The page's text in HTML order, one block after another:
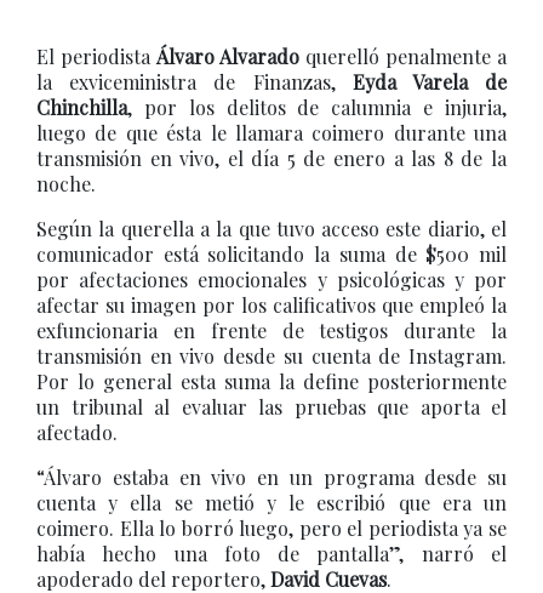
El periodista Álvaro Alvarado querelló penalmente a
la exviceministra de Finanzas, Eyda Varela de
Chinchilla, por los delitos de calumnia e injuria,
luego de que ésta le llamara coimero durante una
transmisión en vivo, el día 5 de enero a las 8 de la
noche.
Según la querella a la que tuvo acceso este diario, el
comunicador está solicitando la suma de $500 mil
por afectaciones emocionales y psicológicas y por
afectar su imagen por los calificativos que empleó la
exfuncionaria en frente de testigos durante la
transmisión en vivo desde su cuenta de Instagram.
Por lo general esta suma la define posteriormente
un tribunal al evaluar las pruebas que aporta el
afectado.
“Álvaro estaba en vivo en un programa desde su
cuenta y ella se metió y le escribió que era un
coimero. Ella lo borró luego, pero el periodista ya se
había hecho una foto de pantalla”, narró el
apoderado del reportero,David Cuevas.